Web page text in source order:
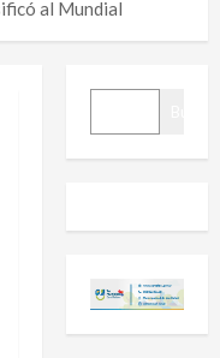
al Mundial